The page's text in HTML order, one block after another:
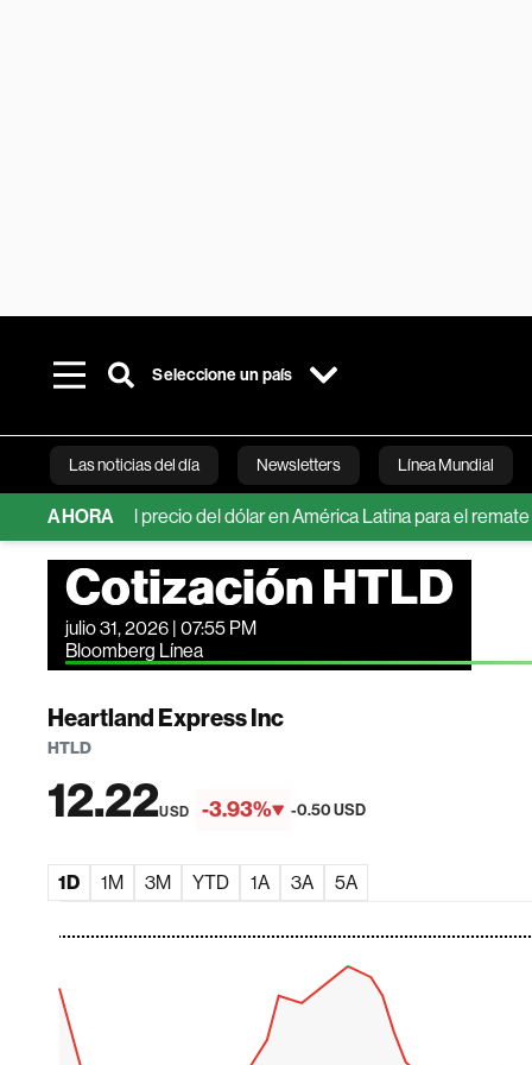
Seleccione un país
Las noticias del día Newsletters Línea Mundial
Bloomberg
AHORA
del precio del dólar en América Latina para el remate de
Cotización HTLD
julio 31, 2026 | 07:55 PM
Bloomberg Línea
Heartland Express Inc
HTLD
12.22USD -3.93% -0.50 USD
1D 1M 3M YTD 1A 3A 5A